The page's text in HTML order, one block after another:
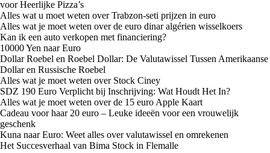
voor Heerlijke Pizza’s
Alles wat u moet weten over Trabzon-seti prijzen in euro
Alles wat je moet weten over de euro dinar algérien wisselkoers
Kan ik een auto verkopen met financiering?
10000 Yen naar Euro
Dollar Roebel en Roebel Dollar: De Valutawissel Tussen Amerikaanse
Dollar en Russische Roebel
Alles wat je moet weten over Stock Ciney
SDZ 190 Euro Verplicht bij Inschrijving: Wat Houdt Het In?
Alles wat je moet weten over de 15 euro Apple Kaart
Cadeau voor haar 20 euro – Leuke ideeën voor een vrouwelijk
geschenk
Kuna naar Euro: Weet alles over valutawissel en omrekenen
Het Succesverhaal van Bima Stock in Flemalle